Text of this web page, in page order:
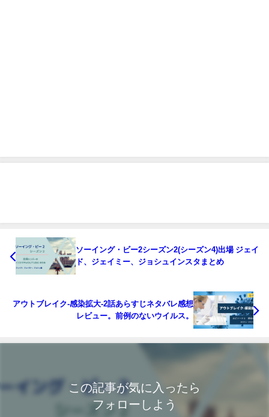
ソーイング・ビー2シーズン2(シーズン4)出場 ジェイ
ド、ジェイミー、ジョシュインスタまとめ
アウトブレイク-感染拡大-2話あらすじネタバレ感想
レビュー。前例のないウイルス。
この記事が気に入ったら
フォローしよう